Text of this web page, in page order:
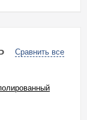
Сравнить все